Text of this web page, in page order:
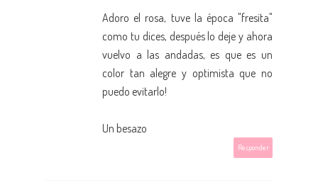
Adoro el rosa, tuve la época "fresita"
como tu dices, después lo deje y ahora
vuelvo a las andadas, es que es un
color tan alegre y optimista que no
puedo evitarlo!
Un besazo
Responder